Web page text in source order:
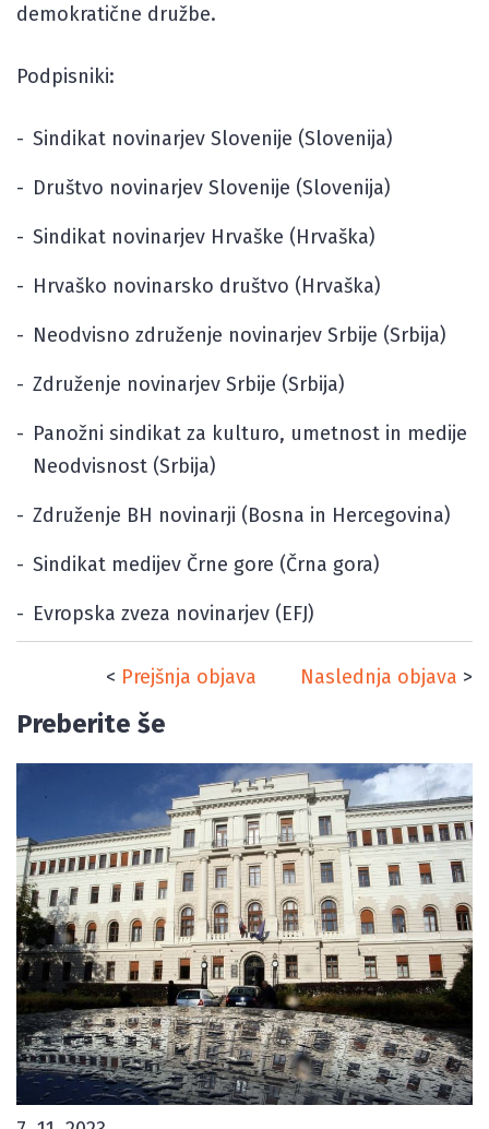
demokratične družbe.
Podpisniki:
Sindikat novinarjev Slovenije (Slovenija)
Društvo novinarjev Slovenije (Slovenija)
Sindikat novinarjev Hrvaške (Hrvaška)
Hrvaško novinarsko društvo (Hrvaška)
Neodvisno združenje novinarjev Srbije (Srbija)
Združenje novinarjev Srbije (Srbija)
Panožni sindikat za kulturo, umetnost in medije
Neodvisnost (Srbija)
Združenje BH novinarji (Bosna in Hercegovina)
Sindikat medijev Črne gore (Črna gora)
Evropska zveza novinarjev (EFJ)
< Prejšnja objava Naslednja objava >
Preberite še